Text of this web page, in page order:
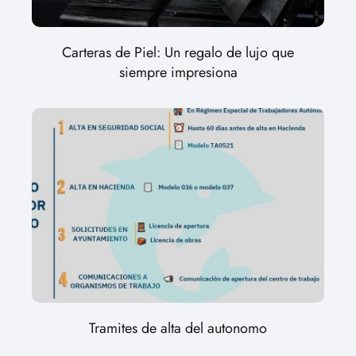
Carteras de Piel: Un regalo de lujo que
siempre impresiona
Tramites de alta del autonomo